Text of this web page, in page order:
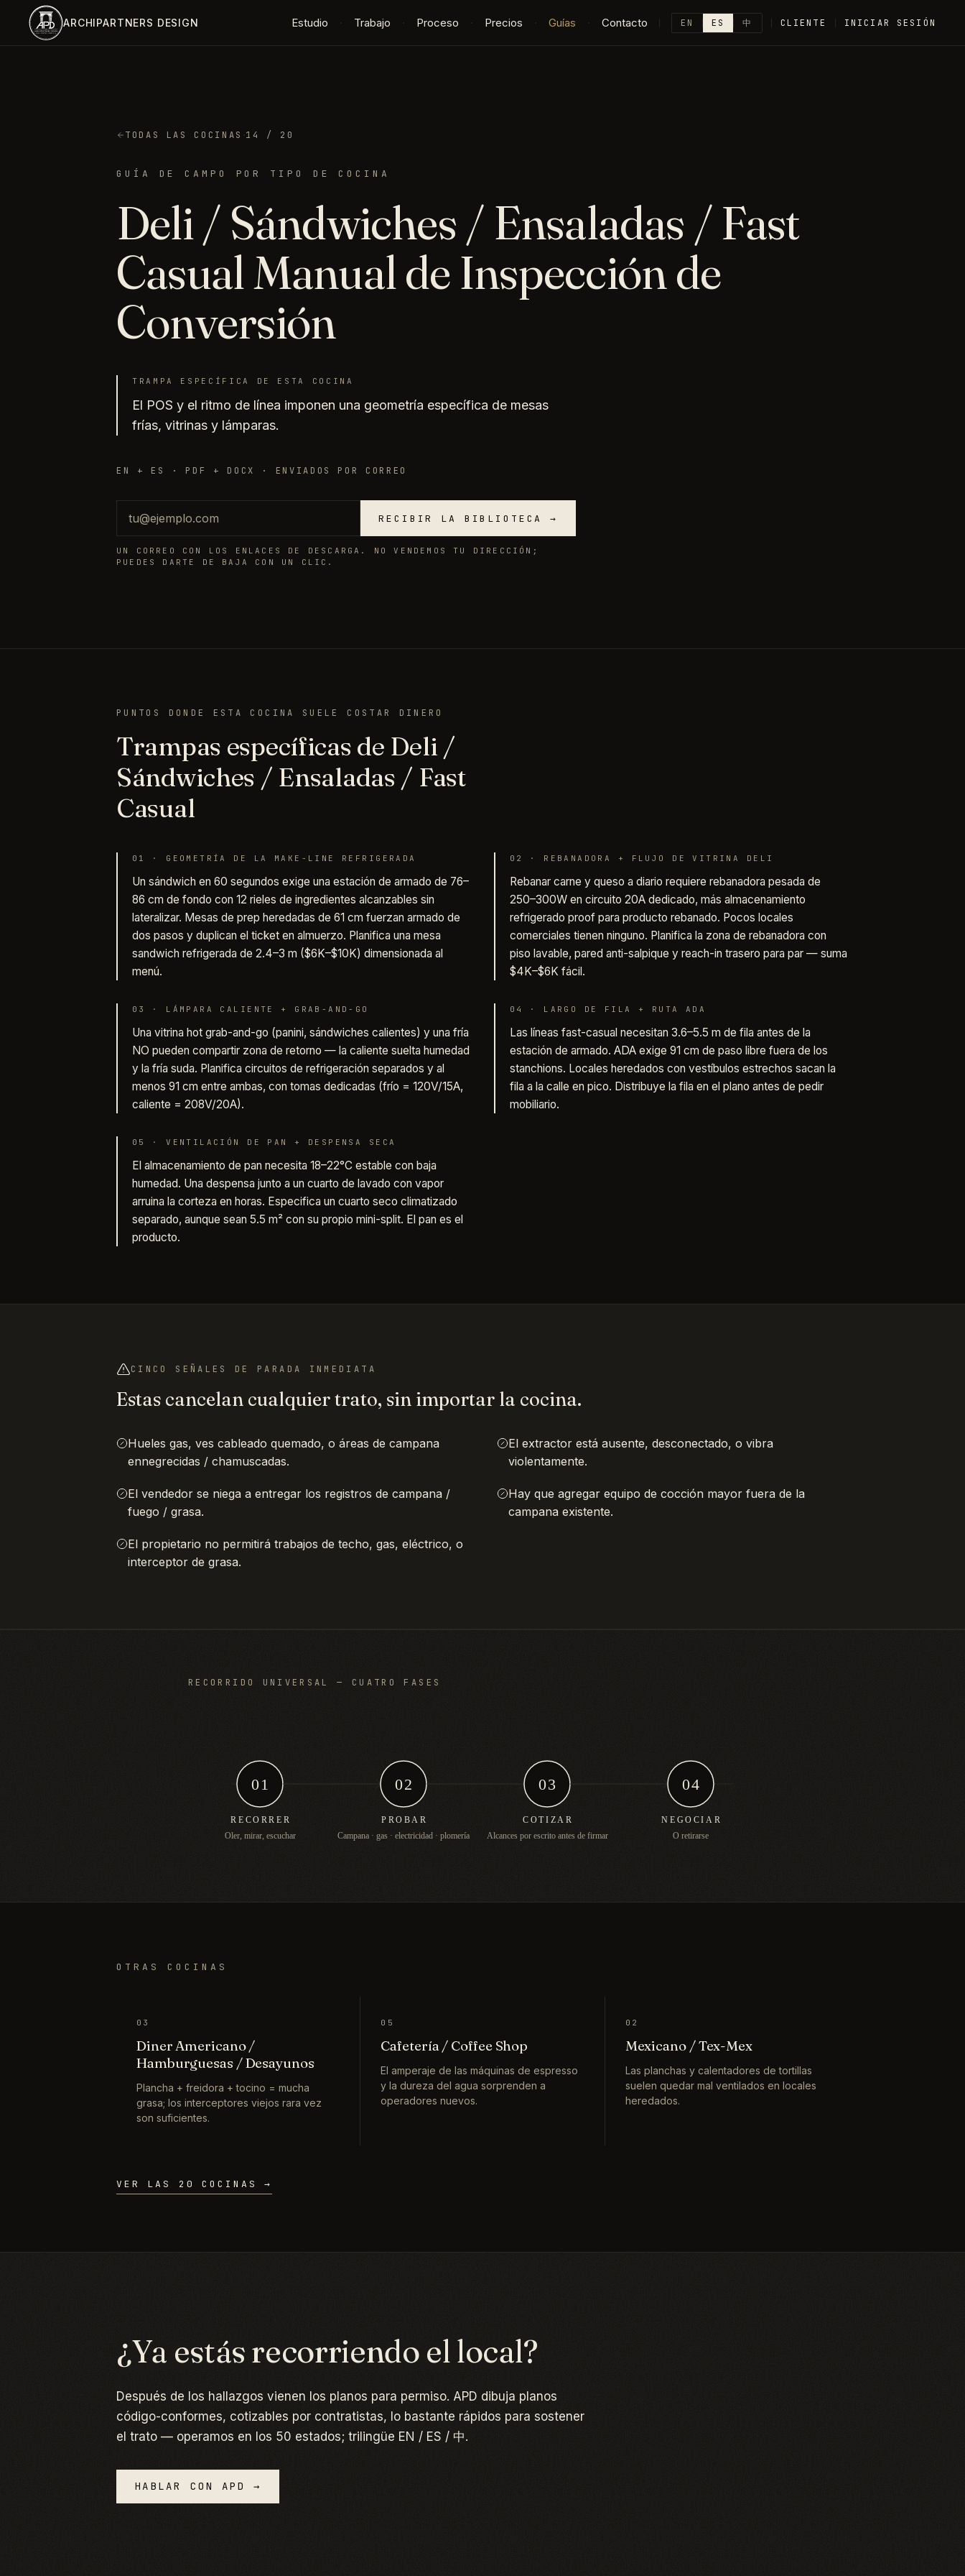
Saltar al contenido principal
ARCHIPARTNERS DESIGN Estudio · Trabajo · Proceso · Precios · Guías · Contacto EN ES 中 CLIENTE INICIAR SESIÓN
TODAS LAS COCINAS ·14 / 20
GUÍA DE CAMPO POR TIPO DE COCINA
Deli / Sándwiches / Ensaladas / Fast
CasualManual de Inspección de
Conversión
TRAMPA ESPECÍFICA DE ESTA COCINA
El POS y el ritmo de línea imponen una geometría específica de mesas
frías, vitrinas y lámparas.
EN + ES · PDF + DOCX · ENVIADOS POR CORREO
RECIBIR LA BIBLIOTECA →
UN CORREO CON LOS ENLACES DE DESCARGA. NO VENDEMOS TU DIRECCIÓN;
PUEDES DARTE DE BAJA CON UN CLIC.
PUNTOS DONDE ESTA COCINA SUELE COSTAR DINERO
Trampas específicas de Deli /
Sándwiches / Ensaladas / Fast
Casual
01 · GEOMETRÍA DE LA MAKE-LINE REFRIGERADA
Un sándwich en 60 segundos exige una estación de armado de 76–
86 cm de fondo con 12 rieles de ingredientes alcanzables sin
lateralizar. Mesas de prep heredadas de 61 cm fuerzan armado de
dos pasos y duplican el ticket en almuerzo. Planifica una mesa
sandwich refrigerada de 2.4–3 m ($6K–$10K) dimensionada al
menú.
02 · REBANADORA + FLUJO DE VITRINA DELI
Rebanar carne y queso a diario requiere rebanadora pesada de
250–300W en circuito 20A dedicado, más almacenamiento
refrigerado proof para producto rebanado. Pocos locales
comerciales tienen ninguno. Planifica la zona de rebanadora con
piso lavable, pared anti-salpique y reach-in trasero para par — suma
$4K–$6K fácil.
03 · LÁMPARA CALIENTE + GRAB-AND-GO
Una vitrina hot grab-and-go (panini, sándwiches calientes) y una fría
NO pueden compartir zona de retorno — la caliente suelta humedad
y la fría suda. Planifica circuitos de refrigeración separados y al
menos 91 cm entre ambas, con tomas dedicadas (frío = 120V/15A,
caliente = 208V/20A).
04 · LARGO DE FILA + RUTA ADA
Las líneas fast-casual necesitan 3.6–5.5 m de fila antes de la
estación de armado. ADA exige 91 cm de paso libre fuera de los
stanchions. Locales heredados con vestíbulos estrechos sacan la
fila a la calle en pico. Distribuye la fila en el plano antes de pedir
mobiliario.
05 ·VENTILACIÓN DE PAN + DESPENSA SECA
El almacenamiento de pan necesita 18–22°C estable con baja
humedad. Una despensa junto a un cuarto de lavado con vapor
arruina la corteza en horas. Especifica un cuarto seco climatizado
separado, aunque sean 5.5 m² con su propio mini-split. El pan es el
producto.
CINCO SEÑALES DE PARADA INMEDIATA
Estas cancelan cualquier trato, sin importar la cocina.
Hueles gas, ves cableado quemado, o áreas de campana
ennegrecidas / chamuscadas.
El extractor está ausente, desconectado, o vibra
violentamente.
El vendedor se niega a entregar los registros de campana /
fuego / grasa.
Hay que agregar equipo de cocción mayor fuera de la
campana existente.
El propietario no permitirá trabajos de techo, gas, eléctrico, o
interceptor de grasa.
RECORRIDO UNIVERSAL — CUATRO FASES
01
RECORRER
Oler, mirar, escuchar
02
PROBAR
Campana · gas · electricidad · plomería
03
COTIZAR
Alcances por escrito antes de firmar
04
NEGOCIAR
O retirarse
OTRAS COCINAS
03
Diner Americano /
Hamburguesas / Desayunos
Plancha + freidora + tocino = mucha
grasa; los interceptores viejos rara vez
son suficientes.
05
Cafetería / Coffee Shop
El amperaje de las máquinas de espresso
y la dureza del agua sorprenden a
operadores nuevos.
02
Mexicano / Tex-Mex
Las planchas y calentadores de tortillas
suelen quedar mal ventilados en locales
heredados.
VER LAS 20 COCINAS →
¿Ya estás recorriendo el local?
Después de los hallazgos vienen los planos para permiso. APD dibuja planos
código-conformes, cotizables por contratistas, lo bastante rápidos para sostener
el trato — operamos en los 50 estados; trilingüe EN / ES / 中.
HABLAR CON APD →